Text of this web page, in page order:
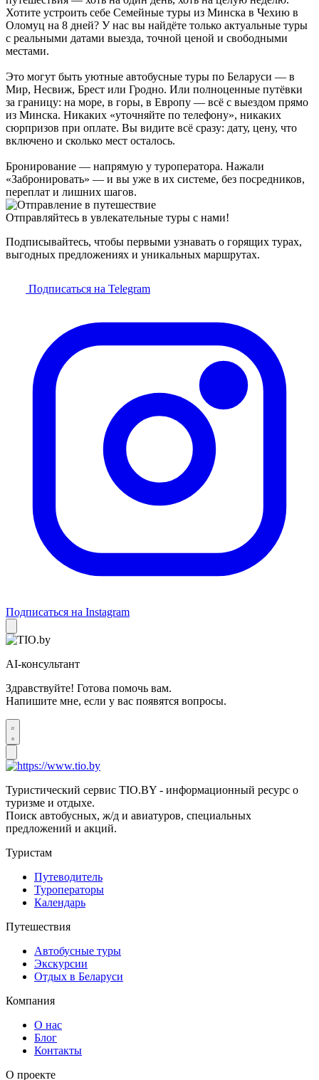
Хотите устроить себе Семейные туры из Минска в Чехию в
Оломуц на 8 дней? У нас вы найдёте только актуальные туры
с реальными датами выезда, точной ценой и свободными
местами.
Это могут быть уютные автобусные туры по Беларуси — в
Мир, Несвиж, Брест или Гродно. Или полноценные путёвки
за границу: на море, в горы, в Европу — всё с выездом прямо
из Минска. Никаких «уточняйте по телефону», никаких
сюрпризов при оплате. Вы видите всё сразу: дату, цену, что
включено и сколько мест осталось.
Бронирование — напрямую у туроператора. Нажали
«Забронировать» — и вы уже в их системе, без посредников,
переплат и лишних шагов.
Отправляйтесь в увлекательные туры с нами!
Подписывайтесь, чтобы первыми узнавать о горящих турах,
выгодных предложениях и уникальных маршрутах.
Подписаться на Telegram
Подписаться на Instagram
AI-консультант
Здравствуйте! Готова помочь вам.
Напишите мне, если у вас появятся вопросы.
Туристический сервис TIO.BY - информационный ресурс о
туризме и отдыхе.
Поиск автобусных, ж/д и авиатуров, специальных
предложений и акций.
Туристам
Путеводитель
Туроператоры
Календарь
Путешествия
Автобусные туры
Экскурсии
Отдых в Беларуси
Компания
О нас
Блог
Контакты
О проекте